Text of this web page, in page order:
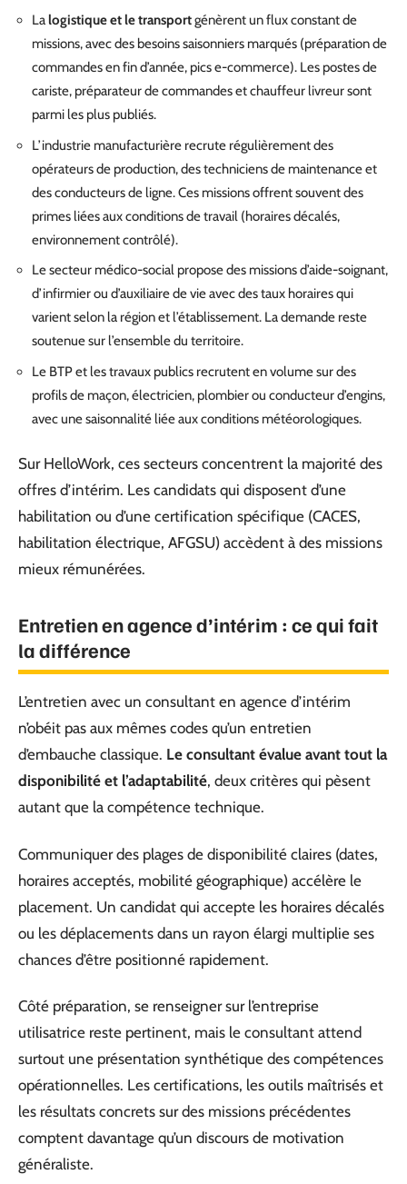
Lalogistique et le transportgénèrent un flux constant de
missions, avec des besoins saisonniers marqués (préparation de
commandes en fin d’année, pics e-commerce). Les postes de
cariste, préparateur de commandes et chauffeur livreur sont
parmi les plus publiés.
L’industrie manufacturière recrute régulièrement des
opérateurs de production, des techniciens de maintenance et
des conducteurs de ligne. Ces missions offrent souvent des
primes liées aux conditions de travail (horaires décalés,
environnement contrôlé).
Le secteur médico-social propose des missions d’aide-soignant,
d’infirmier ou d’auxiliaire de vie avec des taux horaires qui
varient selon la région et l’établissement. La demande reste
soutenue sur l’ensemble du territoire.
Le BTP et les travaux publics recrutent en volume sur des
profils de maçon, électricien, plombier ou conducteur d’engins,
avec une saisonnalité liée aux conditions météorologiques.
Sur HelloWork, ces secteurs concentrent la majorité des
offres d’intérim. Les candidats qui disposent d’une
habilitation ou d’une certification spécifique (CACES,
habilitation électrique, AFGSU) accèdent à des missions
mieux rémunérées.
Entretien en agence d’intérim : ce qui fait
la différence
L’entretien avec un consultant en agence d’intérim
n’obéit pas aux mêmes codes qu’un entretien
d’embauche classique. Le consultant évalue avant tout la
disponibilité et l’adaptabilité, deux critères qui pèsent
autant que la compétence technique.
Communiquer des plages de disponibilité claires (dates,
horaires acceptés, mobilité géographique) accélère le
placement. Un candidat qui accepte les horaires décalés
ou les déplacements dans un rayon élargi multiplie ses
chances d’être positionné rapidement.
Côté préparation, se renseigner sur l’entreprise
utilisatrice reste pertinent, mais le consultant attend
surtout une présentation synthétique des compétences
opérationnelles. Les certifications, les outils maîtrisés et
les résultats concrets sur des missions précédentes
comptent davantage qu’un discours de motivation
généraliste.